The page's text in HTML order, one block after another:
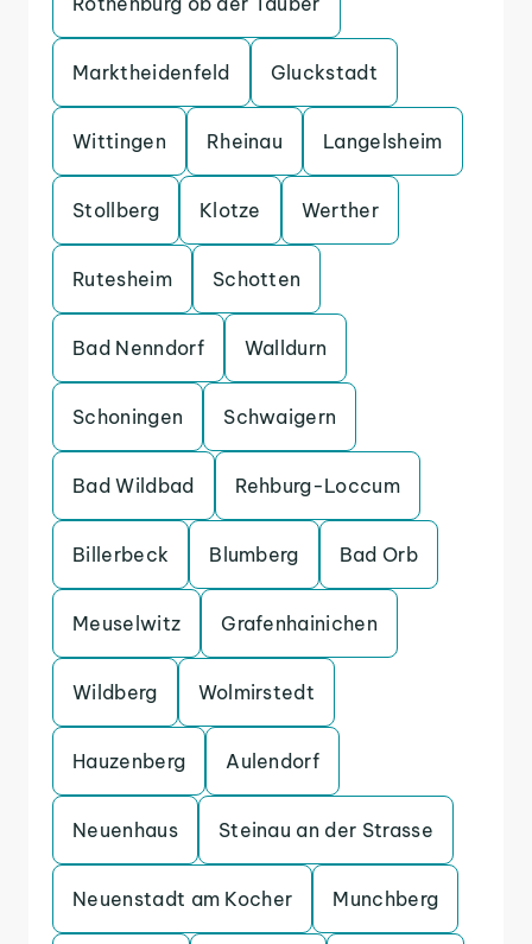
Marktheidenfeld Gluckstadt
Wittingen Rheinau Langelsheim
Stollberg Klotze Werther
Rutesheim Schotten
Bad Nenndorf Walldurn
Schoningen Schwaigern
Bad Wildbad Rehburg-Loccum
Billerbeck Blumberg Bad Orb
Meuselwitz Grafenhainichen
Wildberg Wolmirstedt
Hauzenberg Aulendorf
Neuenhaus Steinau an der Strasse
Neuenstadt am Kocher Munchberg